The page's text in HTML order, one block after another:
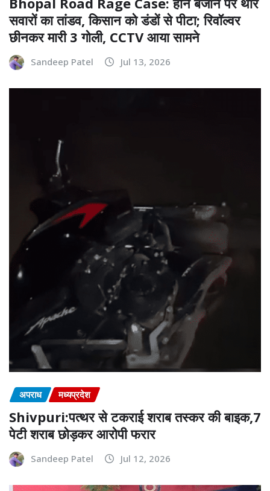
सवारों का तांडव, किसान को डंडों से पीटा; रिवॉल्वर
छीनकर मारी 3 गोली, CCTV आया सामने
Sandeep Patel Jul 13, 2026
अपराध मध्यप्रदेश
Shivpuri:पत्थर से टकराई शराब तस्कर की बाइक,7
पेटी शराब छोड़कर आरोपी फरार
Sandeep Patel Jul 12, 2026